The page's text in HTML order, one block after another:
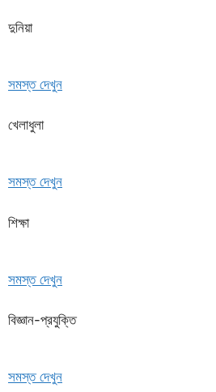
দুনিয়া
সমস্ত দেখুন
খেলাধুলা
সমস্ত দেখুন
শিক্ষা
সমস্ত দেখুন
বিজ্ঞান-প্রযুক্তি
সমস্ত দেখুন